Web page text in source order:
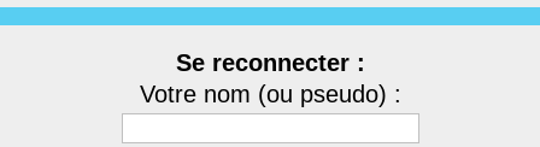
Se reconnecter :
Votre nom (ou pseudo) :